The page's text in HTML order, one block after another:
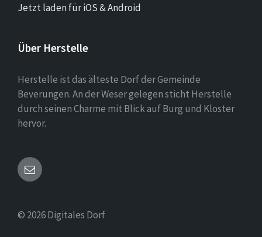
Jetzt laden für iOS & Android
Über Herstelle
Herstelle ist das älteste Dorf der Gemeinde
Beverungen. An der Weser gelegen sticht Herstelle
durch seinen Charme mit Blick auf Burg und Kloster
hervor.
Email
© 2026 Digitales Dorf